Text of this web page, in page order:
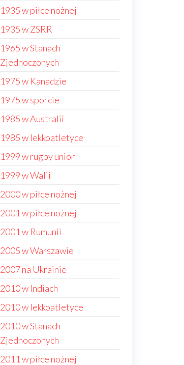
1935 w piłce nożnej
1935 w ZSRR
1965 w Stanach
Zjednoczonych
1975 w Kanadzie
1975 w sporcie
1985 w Australii
1985 w lekkoatletyce
1999 w rugby union
1999 w Walii
2000 w piłce nożnej
2001 w piłce nożnej
2001 w Rumunii
2005 w Warszawie
2007 na Ukrainie
2010 w Indiach
2010 w lekkoatletyce
2010 w Stanach
Zjednoczonych
2011 w piłce nożnej